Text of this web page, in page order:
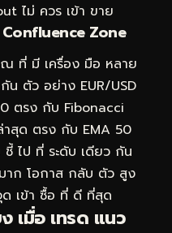
ไม่ ควร เข้า ขาย
Zone
ที่ มี เครื่อง มือ หลาย
น ตัว อย่าง EUR/USD
ตรง กับ Fibonacci
าสุด ตรง กับ EMA 50
ไป ที่ ระดับ เดียว กัน
าก โอกาส กลับ ตัว สูง
เข้า ซื้อ ที่ ดี ที่สุด
เมื่อ เทรด แนว